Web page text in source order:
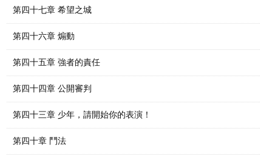
第四十七章 希望之城
第四十六章 煽動
第四十五章 強者的責任
第四十四章 公開審判
第四十三章 少年，請開始你的表演！
第四十章 鬥法